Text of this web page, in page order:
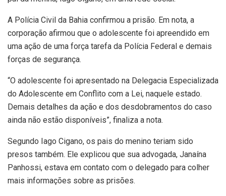
A Polícia Civil da Bahia confirmou a prisão. Em nota, a
corporação afirmou que o adolescente foi apreendido em
uma ação de uma força tarefa da Polícia Federal e demais
forças de segurança.
“O adolescente foi apresentado na Delegacia Especializada
do Adolescente em Conflito com a Lei, naquele estado.
Demais detalhes da ação e dos desdobramentos do caso
ainda não estão disponíveis”, finaliza a nota.
Segundo Iago Cigano, os pais do menino teriam sido
presos também. Ele explicou que sua advogada, Janaína
Panhossi, estava em contato com o delegado para colher
mais informações sobre as prisões.